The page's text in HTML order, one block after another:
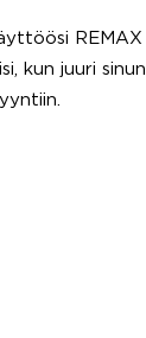
REMAX
kun juuri sinun